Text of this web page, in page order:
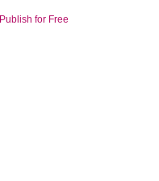
Publish for Free